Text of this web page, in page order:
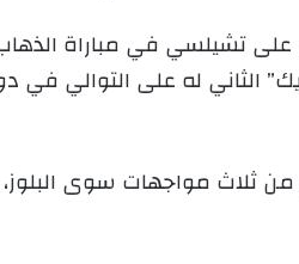
ي
على تشيلسي في مباراة
الثاني له على التوالي
مواجهات سوى البلوز،